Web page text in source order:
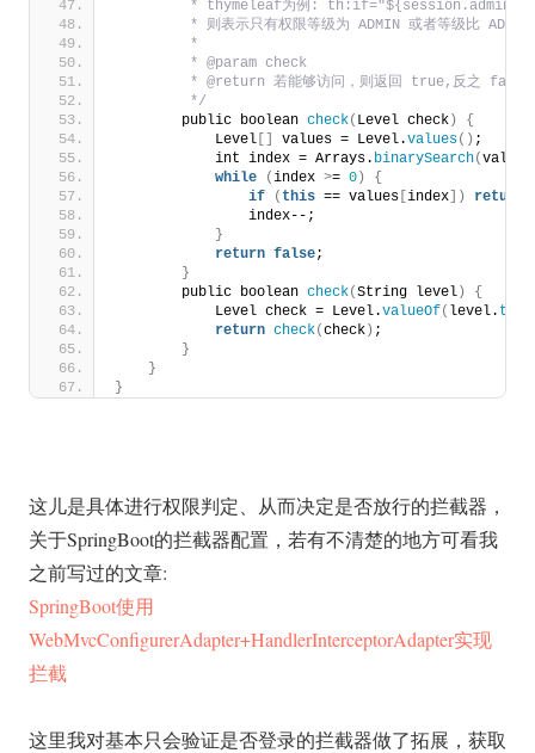
* thymeleaf为例:
* 则表示只有权限等级为 ADMIN 或者等级比 ADMIN
         *
         * @param check
         * @return 若能够访问，则返回 true,反之 false
         */
        public boolean
check( Level check)
{
            Level
[] values = Level.values() ;
            int index = Arrays.
binarySearch(
while
(index >= 0)
{
if
( this == values [index]) return
                index--;
}
return false;
}
        public boolean
check(String level)
{
            Level check = Level.
valueOf( level.
return check(check) ;
}
}
}
这儿是具体进行权限判定、从而决定是否放行的拦截器，
关于SpringBoot的拦截器配置，若有不清楚的地方可看我
之前写过的文章:
SpringBoot使用
WebMvcConfigurerAdapter+HandlerInterceptorAdapter实现
拦截
这里我对基本只会验证是否登录的拦截器做了拓展，获取